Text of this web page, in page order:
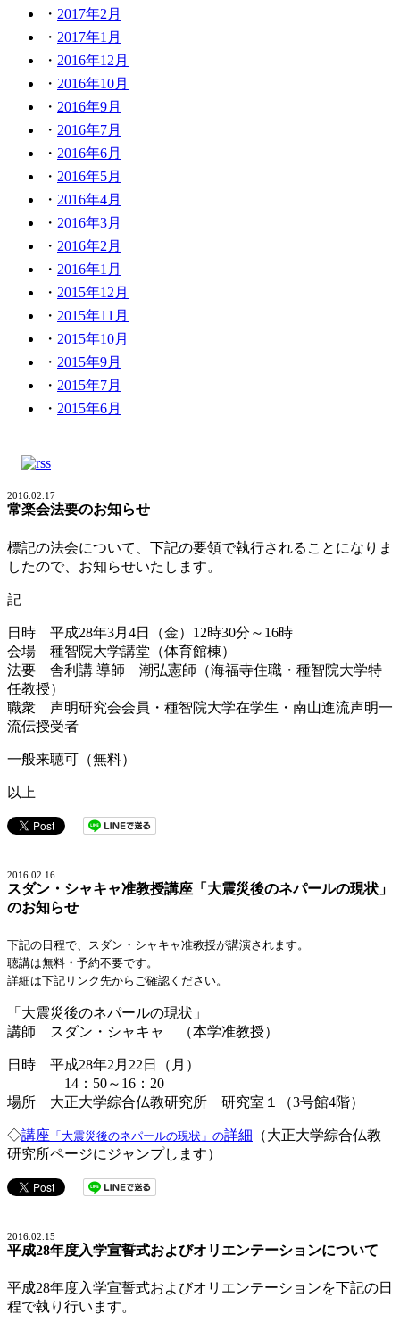
2017年2月
2017年1月
2016年12月
2016年10月
2016年9月
2016年7月
2016年6月
2016年5月
2016年4月
2016年3月
2016年2月
2016年1月
2015年12月
2015年11月
2015年10月
2015年9月
2015年7月
2015年6月
2016.02.17
常楽会法要のお知らせ
標記の法会について、下記の要領で執行されることになりま
したので、お知らせいたします。
記
日時 平成28年3月4日（金）12時30分～16時
会場 種智院大学講堂（体育館棟）
法要 舎利講 導師 潮弘憲師（海福寺住職・種智院大学特
任教授）
職衆 声明研究会会員・種智院大学在学生・南山進流声明一
流伝授受者
一般来聴可（無料）
以上
2016.02.16
スダン・シャキャ准教授講座「大震災後のネパールの現状」
のお知らせ
下記の日程で、スダン・シャキャ准教授が講演されます。
聴講は無料・予約不要です。
詳細は下記リンク先からご確認ください。
「大震災後のネパールの現状」
講師 スダン・シャキャ （本学准教授）
日時 平成28年2月22日（月）
14：50～16：20
場所 大正大学綜合仏教研究所 研究室１（3号館4階）
◇講座 「大震災後のネパールの現状」の詳細 （大正大学綜合仏教
研究所ページにジャンプします）
2016.02.15
平成28年度入学宣誓式およびオリエンテーションについて
平成28年度入学宣誓式およびオリエンテーションを下記の日
程で執り行います。